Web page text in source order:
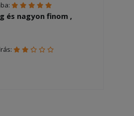
és nagyon finom ,